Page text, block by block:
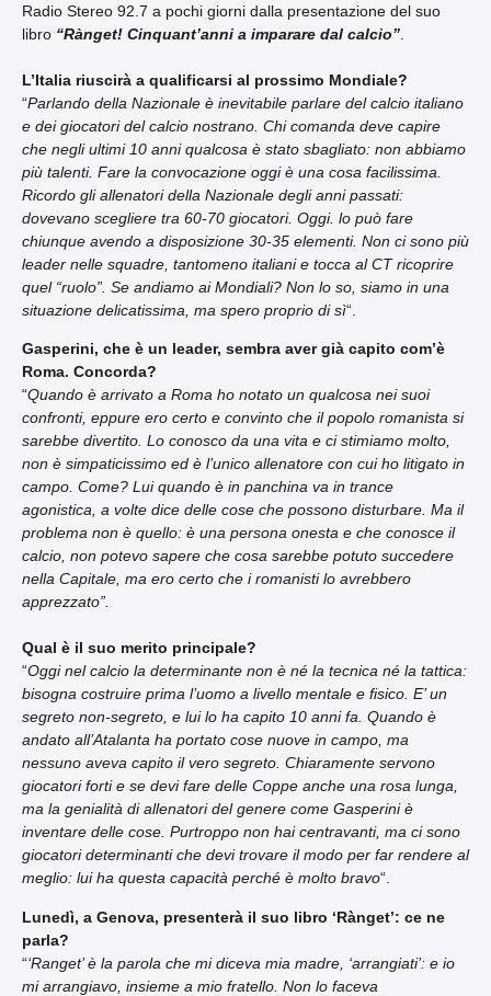
Radio Stereo 92.7 a pochi giorni dalla presentazione del suo
libro “Rànget! Cinquant’anni a imparare dal calcio”
L’Italia riuscirà a qualificarsi al prossimo Mondiale?
“Parlando della Nazionale è inevitabile parlare del calcio italiano
e dei giocatori del calcio nostrano. Chi comanda deve capire
che negli ultimi 10 anni qualcosa è stato sbagliato: non abbiamo
più talenti. Fare la convocazione oggi è una cosa facilissima.
Ricordo gli allenatori della Nazionale degli anni passati:
dovevano scegliere tra 60-70 giocatori. Oggi. lo può fare
chiunque avendo a disposizione 30-35 elementi. Non ci sono più
leader nelle squadre, tantomeno italiani e tocca al CT ricoprire
quel “ruolo”. Se andiamo ai Mondiali? Non lo so, siamo in una
situazione delicatissima, ma spero proprio di sì“.
Gasperini, che è un leader, sembra aver già capito com’è
Roma. Concorda?
“Quando è arrivato a Roma ho notato un qualcosa nei suoi
confronti, eppure ero certo e convinto che il popolo romanista si
sarebbe divertito. Lo conosco da una vita e ci stimiamo molto,
non è simpaticissimo ed è l’unico allenatore con cui ho litigato in
campo. Come? Lui quando è in panchina va in trance
agonistica, a volte dice delle cose che possono disturbare. Ma il
problema non è quello: è una persona onesta e che conosce il
calcio, non potevo sapere che cosa sarebbe potuto succedere
nella Capitale, ma ero certo che i romanisti lo avrebbero
apprezzato”.
Qual è il suo merito principale?
“Oggi nel calcio la determinante non è né la tecnica né la tattica:
bisogna costruire prima l’uomo a livello mentale e fisico. E’ un
segreto non-segreto, e lui lo ha capito 10 anni fa. Quando è
andato all’Atalanta ha portato cose nuove in campo, ma
nessuno aveva capito il vero segreto. Chiaramente servono
giocatori forti e se devi fare delle Coppe anche una rosa lunga,
ma la genialità di allenatori del genere come Gasperini è
inventare delle cose. Purtroppo non hai centravanti, ma ci sono
giocatori determinanti che devi trovare il modo per far rendere al
meglio: lui ha questa capacità perché è molto bravo“.
Lunedì, a Genova, presenterà il suo libro ‘Rànget’: ce ne
parla?
“‘Ranget’ è la parola che mi diceva mia madre, ‘arrangiati’: e io
mi arrangiavo, insieme a mio fratello. Non lo faceva